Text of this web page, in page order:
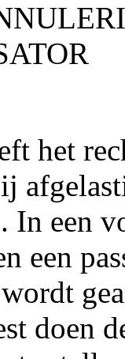
het
In een
een
doen